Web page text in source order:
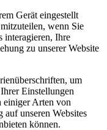
Gerät eingestellt
wenn Sie
interagieren, Ihre
zu unserer Website
um
Einstellungen
einiger Arten von
unseren Websites
können.